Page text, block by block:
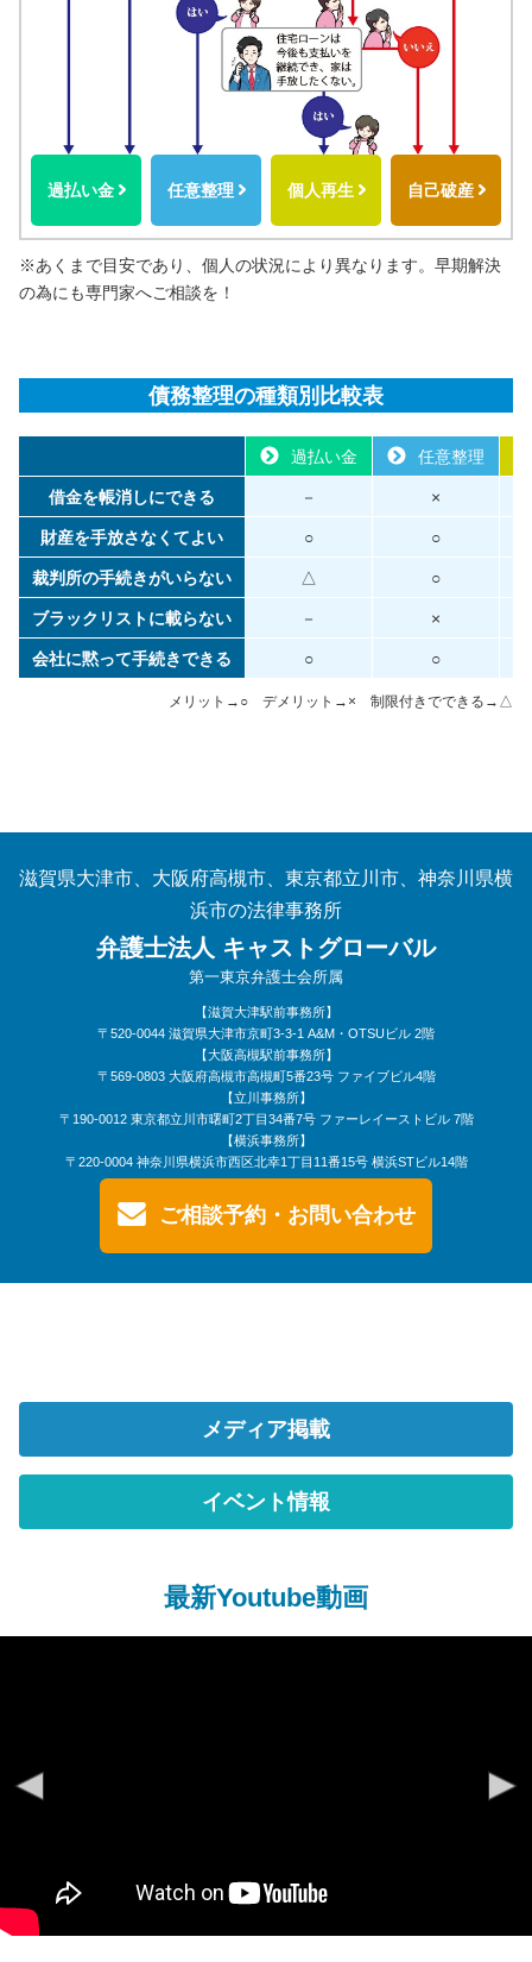
過払い金 任意整理 個人再生 自己破産
※あくまで目安であり、個人の状況により異なります。早期解決
の為にも専門家へご相談を！
債務整理の種類別比較表
過払い金 任意整理
借金を帳消しにできる － ×
財産を手放さなくてよい ○ ○
裁判所の手続きがいらない △ ○
ブラックリストに載らない － ×
会社に黙って手続きできる ○ ○
メリット→○ デメリット→× 制限付きでできる→△
滋賀県大津市、大阪府高槻市、東京都立川市、神奈川県横
浜市の法律事務所
弁護士法人 キャストグローバル
第一東京弁護士会所属
【滋賀大津駅前事務所】
〒520-0044 滋賀県大津市京町3-3-1 A&M・OTSUビル 2階
【大阪高槻駅前事務所】
〒569-0803 大阪府高槻市高槻町5番23号 ファイブビル4階
【立川事務所】
〒190-0012 東京都立川市曙町2丁目34番7号 ファーレイーストビル 7階
【横浜事務所】
〒220-0004 神奈川県横浜市西区北幸1丁目11番15号 横浜STビル14階
ご相談予約・お問い合わせ
メディア掲載
イベント情報
最新Youtube動画